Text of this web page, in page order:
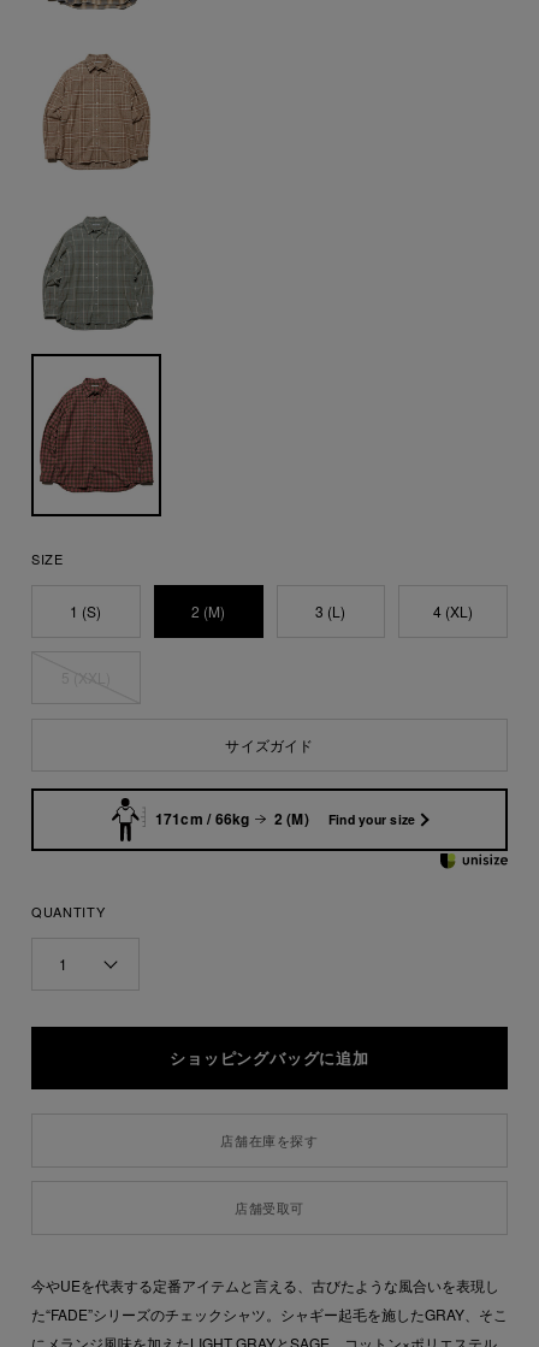
SIZE
1 (S) 2 (M) 3 (L) 4 (XL)
サイズガイド
171cm / 66kg 2 (M) Find your size
QUANTITY
1
店舗在庫を探す
店舗受取可
今やUEを代表する定番アイテムと言える、古びたような風合いを表現し
た“FADE”シリーズのチェックシャツ。シャギー起毛を施したGRAY、そこ
にメランジ風味を加えたLIGHT GRAYとSAGE、コットン×ポリエステル